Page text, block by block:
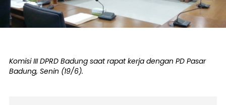
Komisi III DPRD Badung saat rapat kerja dengan PD Pasar
Badung, Senin (19/6).